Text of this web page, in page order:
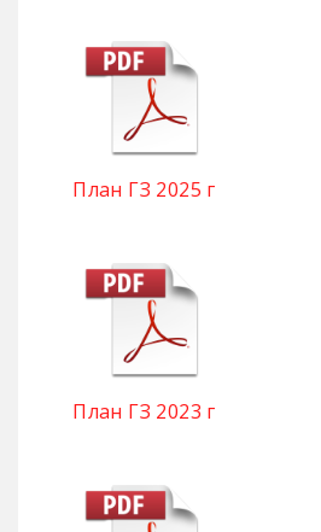
План ГЗ 2025 г
План ГЗ 2023 г